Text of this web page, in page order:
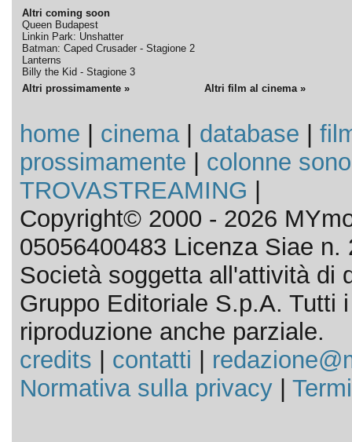
Altri coming soon
Queen Budapest
Linkin Park: Unshatter
Batman: Caped Crusader - Stagione 2
Lanterns
Billy the Kid - Stagione 3
Altri prossimamente » Altri film al cinema »
home cinema| database
prossimamente
colonne
TROVASTREAMING
Copyright© 2000 - 2026
05056400483 Licenza Siae n.
Società soggetta all'attività di
Gruppo Editoriale S.p.A. Tutti
riproduzione anche parziale.
credits
contatti
Normativa sulla privacy|